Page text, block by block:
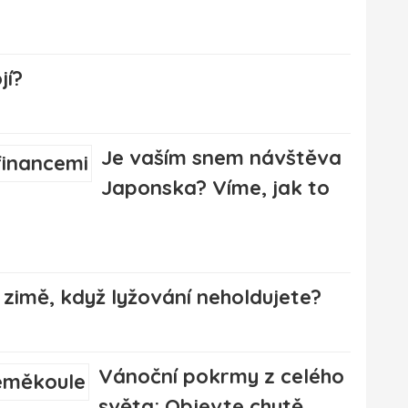
Je vaším snem návštěva
Japonska? Víme, jak to
když lyžování neholdujete?
Vánoční pokrmy z celého